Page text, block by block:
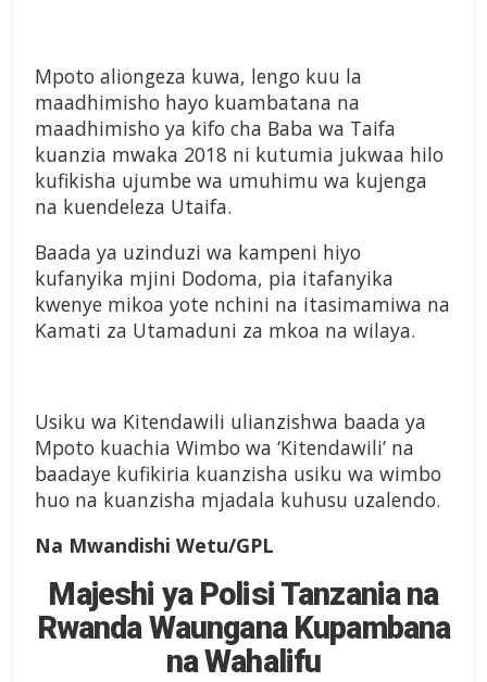
Mpoto aliongeza kuwa, lengo kuu la
maadhimisho hayo kuambatana na
maadhimisho ya kifo cha Baba wa Taifa
kuanzia mwaka 2018 ni kutumia jukwaa hilo
kufikisha ujumbe wa umuhimu wa kujenga
na kuendeleza Utaifa.
Baada ya uzinduzi wa kampeni hiyo
kufanyika mjini Dodoma, pia itafanyika
kwenye mikoa yote nchini na itasimamiwa na
Kamati za Utamaduni za mkoa na wilaya.
Usiku wa Kitendawili ulianzishwa baada ya
Mpoto kuachia Wimbo wa ‘Kitendawili’ na
baadaye kufikiria kuanzisha usiku wa wimbo
huo na kuanzisha mjadala kuhusu uzalendo.
Na Mwandishi Wetu/GPL
Majeshi ya Polisi Tanzania na
Rwanda Waungana Kupambana
na Wahalifu